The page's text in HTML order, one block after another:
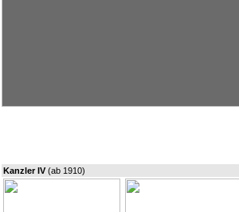
Kanzler IV (ab 1910)